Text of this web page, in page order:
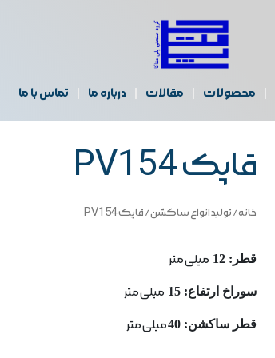
محصولات مقالات درباره ما تماس با ما
قاپک PV154
خانه/تولید انواع ساکشن/ قاپک PV154
قطر: 12 میلی متر
سوراخ ارتفاع: 15 میلی متر
قطر ساكشن: 40 میلی متر